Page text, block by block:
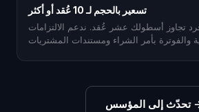
تسعير بالحجم لـ 10 عُقد أو أكثر
تجاوز أسطولك عشر عُقد. ندعم الالتزامات
تحدّث إلى المؤسس